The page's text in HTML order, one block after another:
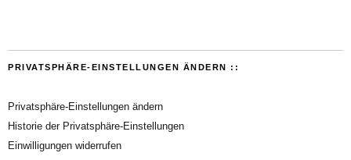
PRIVATSPHÄRE-EINSTELLUNGEN ÄNDERN ::
Privatsphäre-Einstellungen ändern
Historie der Privatsphäre-Einstellungen
Einwilligungen widerrufen